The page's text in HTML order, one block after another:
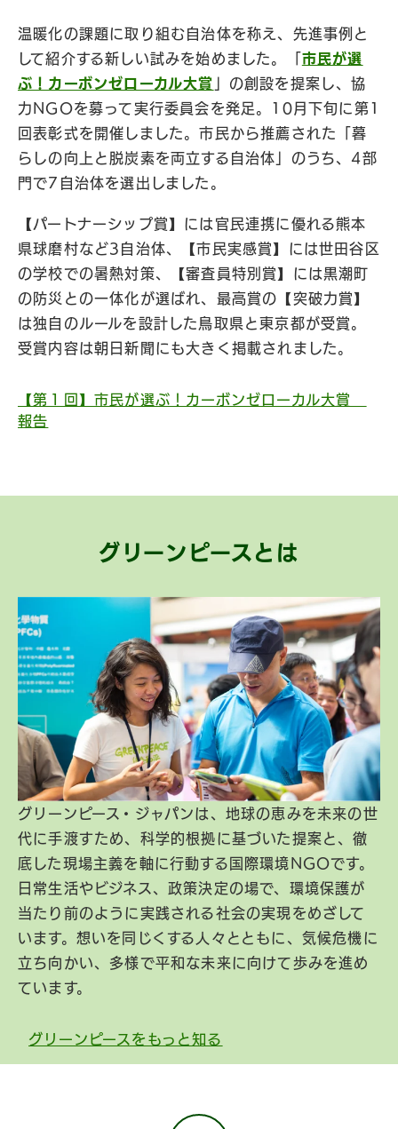
温暖化の課題に取り組む自治体を称え、先進事例と
して紹介する新しい試みを始めました。「 市民が選
ぶ！カーボンゼローカル大賞
」の創設を提案し、協
力NGOを募って実行委員会を発足。10月下旬に第1
回表彰式を開催しました。市民から推薦された「暮
らしの向上と脱炭素を両立する自治体」のうち、4部
門で7自治体を選出しました。
【パートナーシップ賞】には官民連携に優れる熊本
県球磨村など3自治体、【市民実感賞】には世田谷区
の学校での暑熱対策、【審査員特別賞】には黒潮町
の防災との一体化が選ばれ、最高賞の【突破力賞】
は独自のルールを設計した鳥取県と東京都が受賞。
受賞内容は朝日新聞にも大きく掲載されました。
【第１回】市民が選ぶ！カーボンゼローカル大賞
報告
グリーンピースとは
グリーンピース・ジャパンは、地球の恵みを未来の世
代に手渡すため、科学的根拠に基づいた提案と、徹
底した現場主義を軸に行動する国際環境NGOです。
日常生活やビジネス、政策決定の場で、環境保護が
当たり前のように実践される社会の実現をめざして
います。想いを同じくする人々とともに、気候危機に
立ち向かい、多様で平和な未来に向けて歩みを進め
ています。
グリーンピースをもっと知る